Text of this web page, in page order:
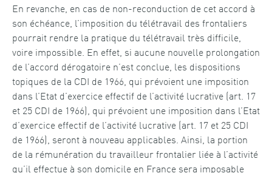
En revanche, en cas de non-reconduction de cet accord à
son échéance, l’imposition du télétravail des frontaliers
pourrait rendre la pratique du télétravail très difficile,
voire impossible. En effet, si aucune nouvelle prolongation
de l’accord dérogatoire n’est conclue, les dispositions
topiques de la CDI de 1966, qui prévoient une imposition
dans l’Etat d’exercice effectif de l’activité lucrative (art. 17
et 25 CDI de 1966), qui prévoient une imposition dans l’Etat
d’exercice effectif de l’activité lucrative (art. 17 et 25 CDI
de 1966), seront à nouveau applicables. Ainsi, la portion
de la rémunération du travailleur frontalier liée à l’activité
qu’il effectue à son domicile en France sera imposable